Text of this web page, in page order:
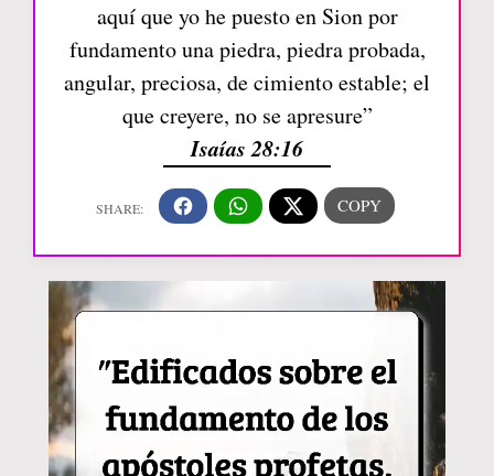
aquí que yo he puesto en Sion por
fundamento una piedra, piedra probada,
angular, preciosa, de cimiento estable; el
que creyere, no se apresure”
Isaías 28:16